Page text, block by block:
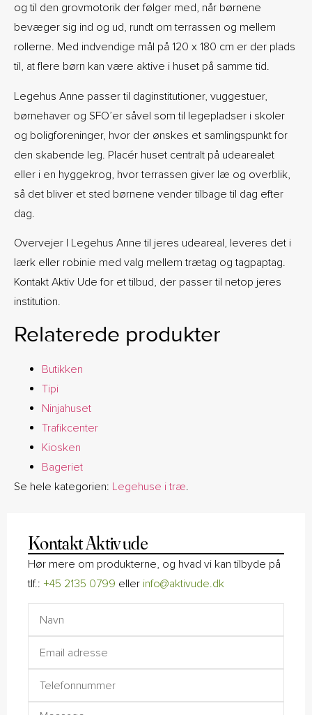
og til den grovmotorik der følger med, når børnene
bevæger sig ind og ud, rundt om terrassen og mellem
rollerne. Med indvendige mål på 120 x 180 cm er der plads
til, at flere børn kan være aktive i huset på samme tid.
Legehus Anne passer til daginstitutioner, vuggestuer,
børnehaver og SFO’er såvel som til legepladser i skoler
og boligforeninger, hvor der ønskes et samlingspunkt for
den skabende leg. Placér huset centralt på udearealet
eller i en hyggekrog, hvor terrassen giver læ og overblik,
så det bliver et sted børnene vender tilbage til dag efter
dag.
Overvejer I Legehus Anne til jeres udeareal, leveres det i
lærk eller robinie med valg mellem trætag og tagpaptag.
Kontakt Aktiv Ude for et tilbud, der passer til netop jeres
institution.
Relaterede produkter
Butikken
Tipi
Ninjahuset
Trafikcenter
Kiosken
Bageriet
Se hele kategorien: Legehuse i træ.
Kontakt Aktiv ude
Hør mere om produkterne, og hvad vi kan tilbyde på
tlf.: +45 2135 0799 eller info@aktivude.dk